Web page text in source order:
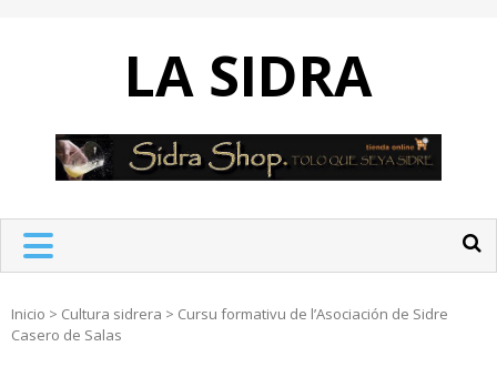
LA SIDRA
Inicio > Cultura sidrera > Cursu formativu de l’Asociación de Sidre
Casero de Salas